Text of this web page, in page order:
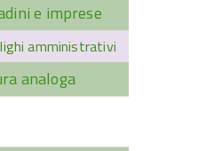
e imprese
amministrativi
analoga